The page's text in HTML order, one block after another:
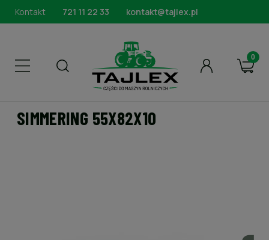
Kontakt 721 11 22 33 kontakt@tajlex.pl
SIMMERING 55X82X10